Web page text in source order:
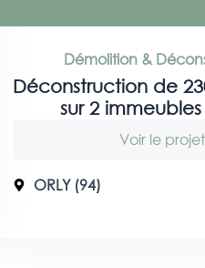
Démolition &
Déconstruction de
sur 2 immeubles
Voir le projet
ORLY (94)